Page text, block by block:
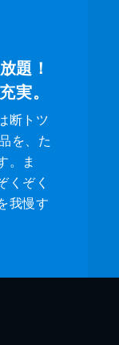
題！
実。
断トツ
を、た
。ま
くぞく
我慢す